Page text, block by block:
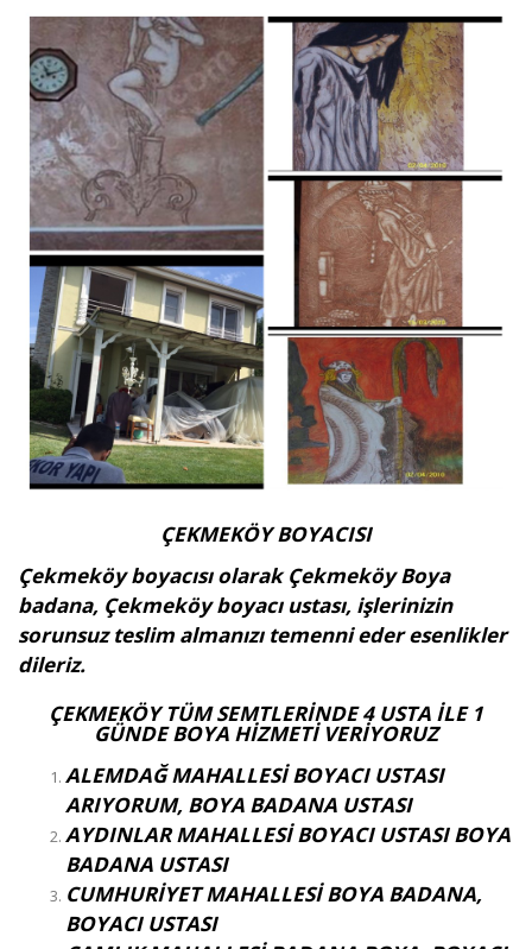
ÇEKMEKÖY BOYACISI
Çekmeköy boyacısı olarak Çekmeköy Boya
badana, Çekmeköy boyacı ustası, işlerinizin
sorunsuz teslim almanızı temenni eder esenlikler
dileriz.
ÇEKMEKÖY TÜM SEMTLERİNDE 4 USTA İLE 1
GÜNDE BOYA HİZMETİ VERİYORUZ
ALEMDAĞ MAHALLESİ BOYACI USTASI
ARIYORUM, BOYA BADANA USTASI
AYDINLAR MAHALLESİ BOYACI USTASI BOYA
BADANA USTASI
CUMHURİYET MAHALLESİ BOYA BADANA,
BOYACI USTASI